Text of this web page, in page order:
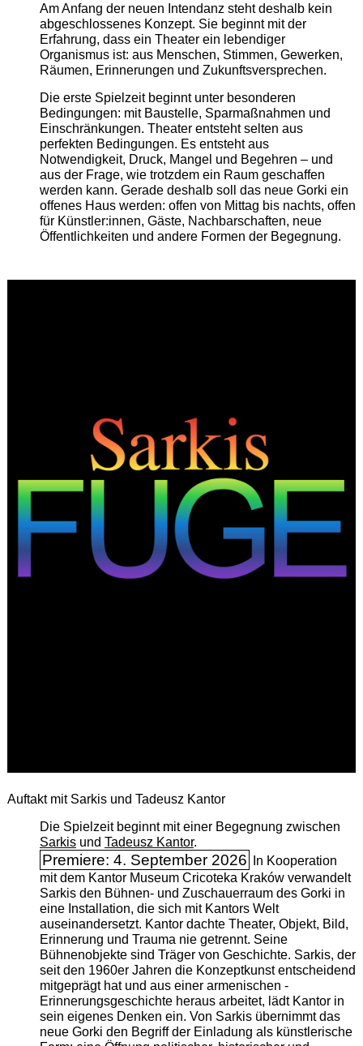
Am Anfang der neuen Intendanz steht deshalb kein
abgeschlossenes Konzept. Sie beginnt mit der
Erfahrung, dass ein Theater ein lebendiger
Organismus ist: aus Menschen, Stimmen, Gewerken,
Räumen, Erinnerungen und Zukunftsversprechen.
Die erste Spielzeit beginnt unter besonderen
Bedingungen: mit Baustelle, Sparmaßnahmen und
Einschränkungen. Theater entsteht selten aus
perfekten Bedingungen. Es entsteht aus
Notwendigkeit, Druck, Mangel und Begehren – und
aus der Frage, wie trotzdem ein Raum geschaffen
werden kann. Gerade deshalb soll das neue Gorki ein
offenes Haus werden: offen von Mittag bis nachts, offen
für Künstler:innen, Gäste, Nachbarschaften, neue
Öffentlichkeiten und andere Formen der Begegnung.
Auftakt mit Sarkis und Tadeusz Kantor
Die Spielzeit beginnt mit einer Begegnung zwischen
Sarkisund Tadeusz Kantor.
Premiere: 4. September 2026
In Kooperation
mit dem Kantor Museum Cricoteka Kraków verwandelt
Sarkis den Bühnen- und Zuschauerraum des Gorki in
eine Installation, die sich mit Kantors Welt
auseinandersetzt. Kantor dachte Theater, Objekt, Bild,
Erinnerung und Trauma nie getrennt. Seine
Bühnenobjekte sind Träger von Geschichte. Sarkis, der
seit den 1960er Jahren die Konzeptkunst entscheidend
mitgeprägt hat und aus einer armenischen ­
Erinnerungsgeschichte heraus arbeitet, lädt Kantor in
sein eigenes Denken ein. Von Sarkis übernimmt das
neue Gorki den Begriff der Einladung als künstlerische